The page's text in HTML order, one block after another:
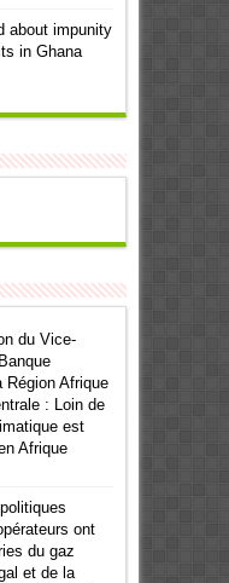
about impunity
in Ghana
du Vice-
Région Afrique
: Loin de
est
Afrique
ont
du gaz
et de la